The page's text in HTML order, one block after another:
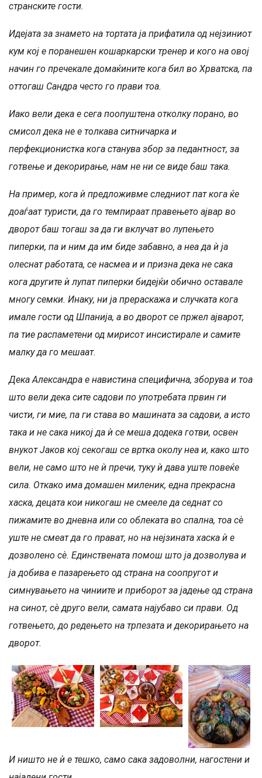
странските гости.
Идејата за знамето на тортата ја прифатила од нејзиниот
кум кој е поранешен кошаркарски тренер и кого на овој
начин го пречекале домаќините кога бил во Хрватска, па
оттогаш Сандра често го прави тоа.
Иако вели дека е сега поопуштена отколку порано, во
смисол дека не е толкава ситничарка и
перфекционистка кога станува збор за педантност, за
готвење и декорирање, нам не ни се виде баш така.
На пример, кога ѝ предложивме следниот пат кога ќе
доаѓаат туристи, да го темпираат правењето ајвар во
дворот баш тогаш за да ги вклучат во лупењето
пиперки, па и ним да им биде забавно, а неа да ѝ ја
олеснат работата, се насмеа и и призна дека не сака
кога другите ѝ лупат пиперки бидејќи обично оставале
многу семки. Инаку, ни ја прераскажа и случката кога
имале гости од Шпанија, а во дворот се пржел ајварот,
па тие распаметени од мирисот инсистирале и самите
малку да го мешаат.
Дека Александра е навистина специфична, зборува и тоа
што вели дека сите садови по употребата првин ги
чисти, ги мие, па ги става во машината за садови, а исто
така и не сака никој да ѝ се меша додека готви, освен
внукот Јаков кој секогаш се вртка околу неа и, како што
вели, не само што не ѝ пречи, туку ѝ дава уште повеќе
сила. Откако има домашен миленик, една прекрасна
хаска, децата кои никогаш не смееле да седнат со
пижамите во дневна или со облеката во спална, тоа сѐ
уште не смеат да го прават, но на нејзината хаска ѝ е
дозволено сѐ. Единствената помош што ја дозволува и
ја добива е пазарењето од страна на соопругот и
симнувањето на чиниите и приборот за јадење од страна
на синот, сѐ друго вели, самата најубаво си прави. Од
готвењето, до редењето на трпезата и декорирањето на
дворот.
И ништо не ѝ е тешко, само сака задоволни, нагостени и